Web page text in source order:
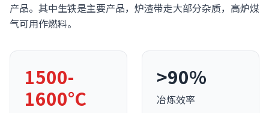
产品。其中生铁是主要产品，炉渣带走大部分杂质，高炉煤
气可用作燃料。
1500-
1600°C
>90%
冶炼效率